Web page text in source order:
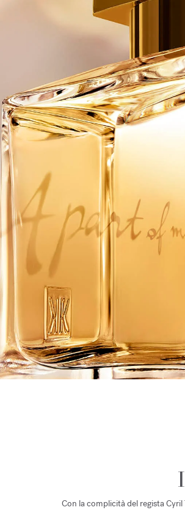
Con la complicità del regista